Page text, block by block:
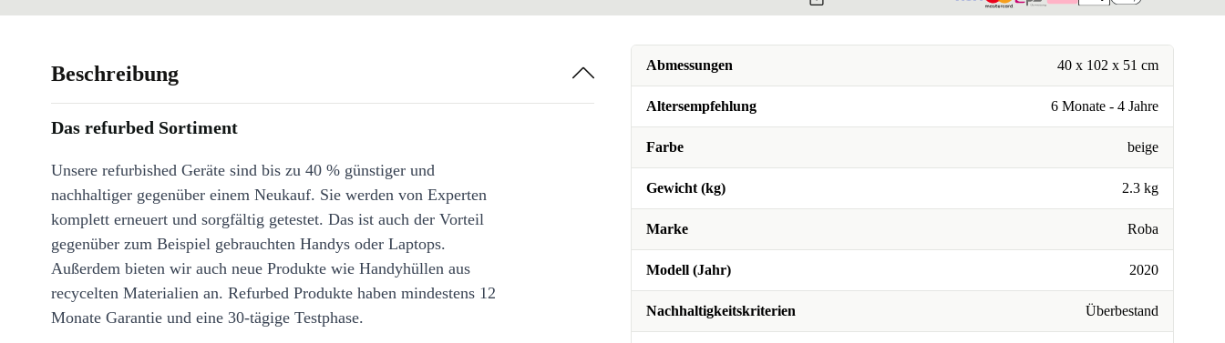
Abmessungen 40 x 102 x 51 cm
Altersempfehlung 6 Monate - 4 Jahre
Farbe beige
Gewicht (kg) 2.3 kg
Marke Roba
Modell (Jahr) 2020
Nachhaltigkeitskriterien Überbestand
Beschreibung
Das refurbed Sortiment
Unsere refurbished Geräte sind bis zu 40 % günstiger und
nachhaltiger gegenüber einem Neukauf. Sie werden von Experten
komplett erneuert und sorgfältig getestet. Das ist auch der Vorteil
gegenüber zum Beispiel gebrauchten Handys oder Laptops.
Außerdem bieten wir auch neue Produkte wie Handyhüllen aus
recycelten Materialien an. Refurbed Produkte haben mindestens 12
Monate Garantie und eine 30-tägige Testphase.